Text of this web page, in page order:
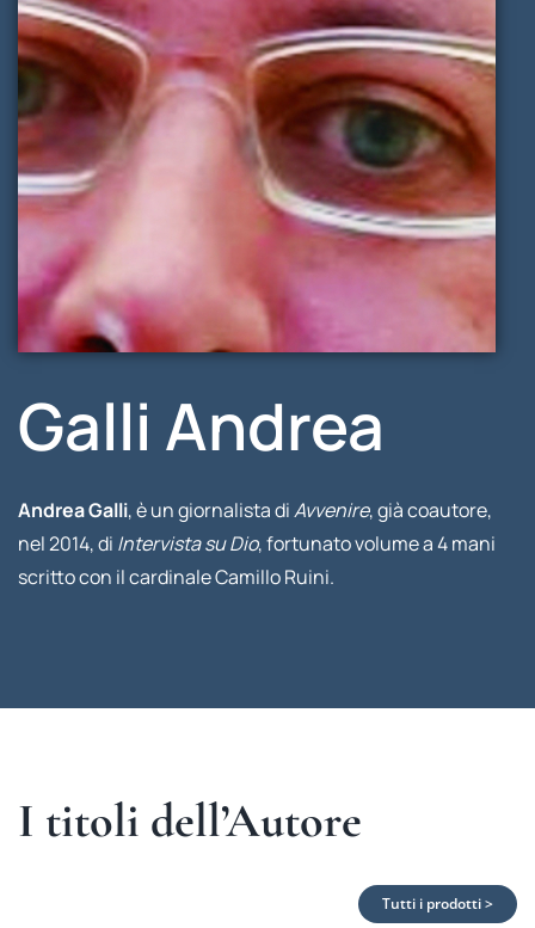
Galli Andrea
Andrea Galli, è un giornalista diAvvenire, già coautore,
nel 2014, di Intervista su Dio, fortunato volume a 4 mani
scritto con il cardinale Camillo Ruini.
I titoli dell’Autore
Tutti i prodotti >